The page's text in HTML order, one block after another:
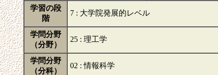
学習の段
階
7 : 大学院発展的レベル
学問分野
（分野）
25 : 理工学
学問分野
（分科）
02 : 情報科学